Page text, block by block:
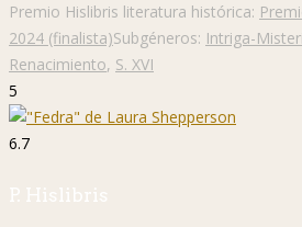
Premio Hislibris literatura histórica:
2024 (finalista)Subgéneros: Intriga-
Renacimiento, S. XVI
5
6.7
P. Hislibris